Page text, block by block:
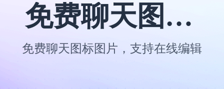
免费聊天图标图片
免费聊天图标图片，支持在线编辑